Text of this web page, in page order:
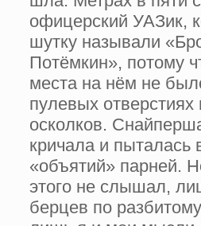
офицерский УАЗик,
шутку называли
Потёмкин», потому
места на нём не
пулевых отверстиях
осколков.
кричала и пыталась
«объятий» парней.
этого не слышал,
берцев по